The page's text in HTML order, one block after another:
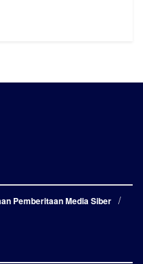
Pemberitaan Media Siber